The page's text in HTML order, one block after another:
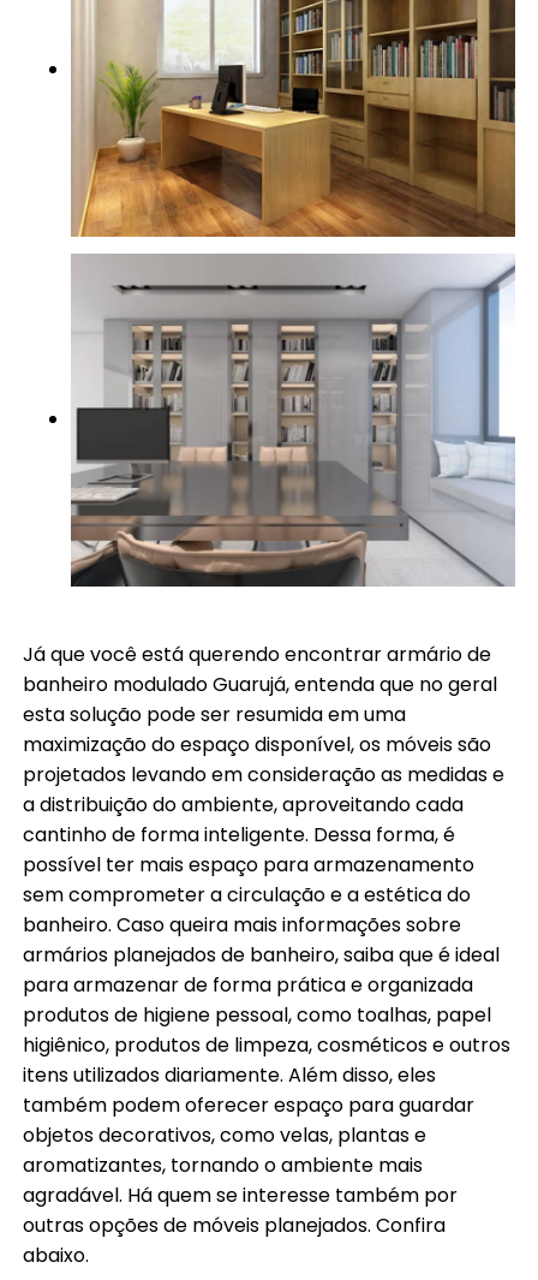
Já que você está querendo encontrar armário de
banheiro modulado Guarujá, entenda que no geral
esta solução pode ser resumida em uma
maximização do espaço disponível, os móveis são
projetados levando em consideração as medidas e
a distribuição do ambiente, aproveitando cada
cantinho de forma inteligente. Dessa forma, é
possível ter mais espaço para armazenamento
sem comprometer a circulação e a estética do
banheiro. Caso queira mais informações sobre
armários planejados de banheiro, saiba que é ideal
para armazenar de forma prática e organizada
produtos de higiene pessoal, como toalhas, papel
higiênico, produtos de limpeza, cosméticos e outros
itens utilizados diariamente. Além disso, eles
também podem oferecer espaço para guardar
objetos decorativos, como velas, plantas e
aromatizantes, tornando o ambiente mais
agradável. Há quem se interesse também por
outras opções de móveis planejados. Confira
abaixo.